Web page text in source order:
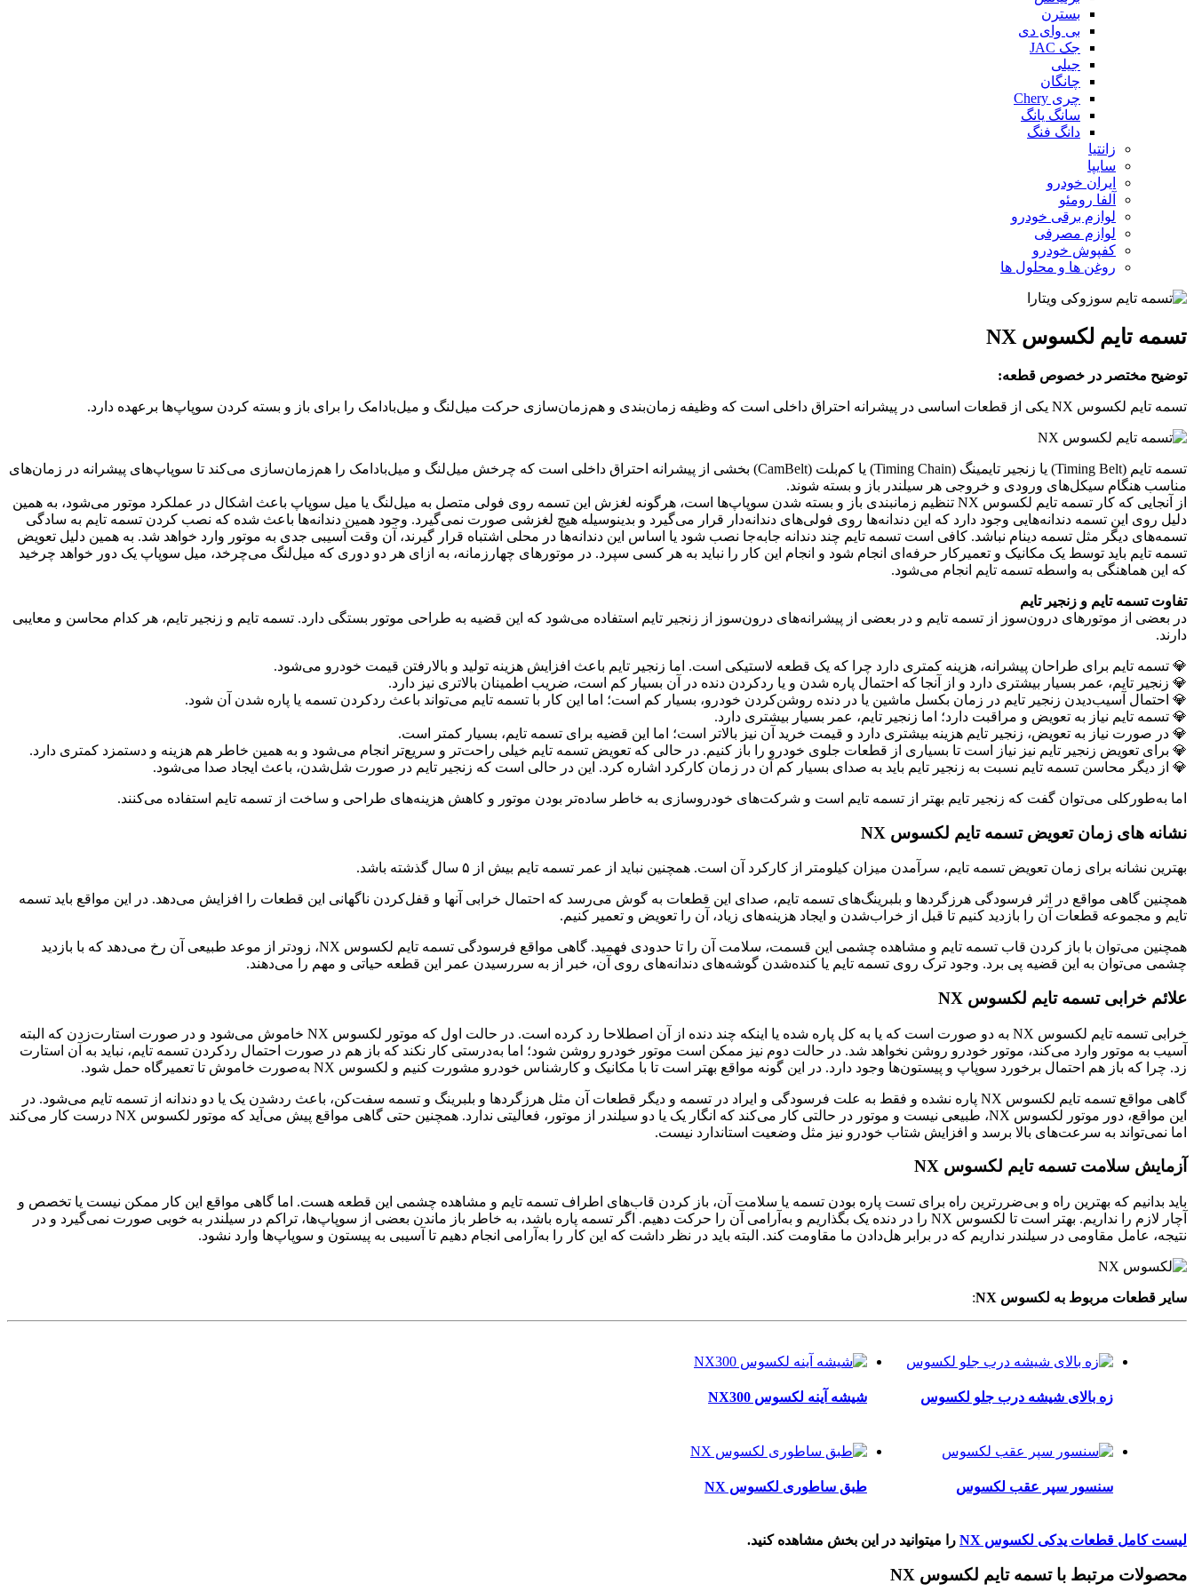
بسترن
بی وای دی
جک JAC
جیلی
چانگان
چری Chery
سانگ یانگ
دانگ فنگ
زانتیا
سایپا
ایران خودرو
آلفا رومئو
لوازم برقی خودرو
لوازم مصرفی
کفپوش خودرو
روغن ها و محلول ها
تسمه تایم لکسوس NX
توضیح مختصر در خصوص قطعه:
تسمه تایم لکسوس NX یکی از قطعات اساسی در پیشرانه احتراق داخلی است که وظیفه زمان‌بندی و هم‌زمان‌سازی حرکت میل‌لنگ و میل‌بادامک را برای باز و بسته کردن سوپاپ‌ها برعهده دارد.
تسمه تایم (Timing Belt) یا زنجیر تایمینگ (Timing Chain) یا کم‌بلت (CamBelt) بخشی از پیشرانه احتراق داخلی است که چرخش میل‌لنگ و میل‌بادامک را هم‌زمان‌سازی می‌کند تا سوپاپ‌های پیشرانه در زمان‌های
مناسب هنگام سیکل‌های ورودی و خروجی هر سیلندر باز و بسته شوند.
از آنجایی که کار تسمه تایم لکسوس NX تنظیم زمانبندی باز و بسته شدن سوپاپ‌ها است، هرگونه لغزش این تسمه روی فولی متصل به میل‌لنگ یا میل سوپاپ باعث اشکال در عملکرد موتور می‌شود، به همین
دلیل روی این تسمه دندانه‌هایی وجود دارد که این دندانه‌ها روی فولی‌های دندانه‌دار قرار می‌گیرد و بدینوسیله هیچ لغزشی صورت نمی‌گیرد. وجود همین دندانه‌ها باعث شده که نصب کردن تسمه تایم به سادگی
تسمه‌های دیگر مثل تسمه دینام نباشد. کافی است تسمه تایم چند دندانه جابه‌جا نصب شود یا اساس این دندانه‌ها در محلی اشتباه قرار گیرند، آن وقت آسیبی جدی به موتور وارد خواهد شد. به همین دلیل تعویض
تسمه تایم باید توسط یک مکانیک و تعمیرکار حرفه‌ای انجام شود و انجام این کار را نباید به هر کسی سپرد. در موتورهای چهارزمانه، به ازای هر دو دوری که میل‌لنگ می‌چرخد، میل‌ سوپاپ یک دور خواهد چرخید
که این هماهنگی به واسطه تسمه تایم انجام می‌شود.
تفاوت تسمه تایم و زنجیر تایم
در بعضی از موتورهای درون‌سوز از تسمه تایم و در بعضی از پیشرانه‌های درون‌سوز از زنجیر تایم استفاده می‌شود که این قضیه به طراحی موتور بستگی دارد. تسمه تایم و زنجیر تایم، هر کدام محاسن و معایبی
دارند.
💎 تسمه تایم برای طراحان پیشرانه، هزینه کمتری دارد چرا که یک قطعه لاستیکی است. اما زنجیر تایم باعث افزایش هزینه تولید و بالارفتن قیمت خودرو می‌شود.
💎 زنجیر تایم، عمر بسیار بیشتری دارد و از آنجا که احتمال پاره شدن و یا ردکردن دنده در آن بسیار کم است، ضریب اطمینان بالاتری نیز دارد.
💎 احتمال آسیب‌دیدن زنجیر تایم در زمان بکسل ماشین یا در دنده روشن‌کردن خودرو، بسیار کم است؛ اما این کار با تسمه تایم می‌تواند باعث ردکردن تسمه یا پاره شدن آن شود.
💎 تسمه تایم نیاز به تعویض و مراقبت دارد؛ اما زنجیر تایم، عمر بسیار بیشتری دارد.
💎 در صورت نیاز به تعویض، زنجیر تایم هزینه بیشتری دارد و قیمت خرید آن نیز بالاتر است؛ اما این قضیه برای تسمه تایم، بسیار کمتر است.
💎 برای تعویض زنجیر تایم نیز نیاز است تا بسیاری از قطعات جلوی خودرو را باز کنیم. در حالی که تعویض تسمه تایم خیلی راحت‌تر و سریع‌تر انجام می‌شود و به همین خاطر هم هزینه و دستمزد کمتری دارد.
💎 از دیگر محاسن تسمه تایم نسبت به زنجیر تایم باید به صدای بسیار کم آن در زمان کارکرد اشاره کرد. این در حالی است که زنجیر تایم در صورت شل‌شدن، باعث ایجاد صدا می‌شود.
اما به‌طورکلی می‌توان گفت که زنجیر تایم بهتر از تسمه تایم است و شرکت‌های خودروسازی به خاطر ساده‌تر بودن موتور و کاهش هزینه‌های طراحی و ساخت از تسمه تایم استفاده می‌کنند.
نشانه های زمان تعویض تسمه تایم لکسوس NX
بهترین نشانه برای زمان تعویض تسمه تایم، سرآمدن میزان کیلومتر از کارکرد آن است. همچنین نباید از عمر تسمه تایم بیش از ۵ سال گذشته باشد.
همچنین گاهی مواقع در اثر فرسودگی هرزگردها و بلبرینگ‌های تسمه تایم، صدای این قطعات به گوش می‌رسد که احتمال خرابی آنها و قفل‌کردن ناگهانی این قطعات را افزایش می‌دهد. در این مواقع باید تسمه
تایم و مجموعه قطعات آن را بازدید کنیم تا قبل از خراب‌شدن و ایجاد هزینه‌های زیاد، آن را تعویض و تعمیر کنیم.
همچنین می‌توان با باز کردن قاب تسمه تایم و مشاهده چشمی این قسمت، سلامت آن را تا حدودی فهمید. گاهی مواقع فرسودگی تسمه تایم لکسوس NX، زودتر از موعد طبیعی آن رخ می‌دهد که با بازدید
چشمی می‌توان به این قضیه پی برد. وجود ترک روی تسمه تایم یا کنده‌شدن گوشه‌های دندانه‌های روی آن، خبر از به سررسیدن عمر این قطعه حیاتی و مهم را می‌دهند.
علائم خرابی تسمه تایم لکسوس NX
خرابی تسمه تایم لکسوس NX به دو صورت است که یا به کل پاره شده یا اینکه چند دنده از آن اصطلاحا رد کرده است. در حالت اول که موتور لکسوس NX خاموش می‌شود و در صورت استارت‌زدن که البته
آسیب به موتور وارد می‌کند، موتور خودرو روشن نخواهد شد. در حالت دوم نیز ممکن است موتور خودرو روشن شود؛ اما به‌درستی کار نکند که باز هم در صورت احتمال ردکردن تسمه تایم، نباید به آن استارت
زد. چرا که باز هم احتمال برخورد سوپاپ و پیستون‌ها وجود دارد. در این گونه مواقع بهتر است تا با مکانیک و کارشناس خودرو مشورت کنیم و لکسوس NX به‌صورت خاموش تا تعمیرگاه حمل شود.
گاهی مواقع تسمه تایم لکسوس NX پاره نشده و فقط به علت فرسودگی و ایراد در تسمه و دیگر قطعات آن مثل هرزگردها و بلبرینگ و تسمه سفت‌کن، باعث ردشدن یک یا دو دندانه از تسمه تایم می‌شود. در
این مواقع، دور موتور لکسوس NX، طبیعی نیست و موتور در حالتی کار می‌کند که انگار یک یا دو سیلندر از موتور، فعالیتی ندارد. همچنین حتی گاهی مواقع پیش می‌آید که موتور لکسوس NX درست کار می‌کند
اما نمی‌تواند به سرعت‌های بالا برسد و افزایش شتاب خودرو نیز مثل وضعیت استاندارد نیست.
آزمایش سلامت تسمه تایم لکسوس NX
باید بدانیم که بهترین راه و بی‌ضررترین راه برای تست پاره بودن تسمه یا سلامت آن، باز کردن قاب‌های اطراف تسمه تایم و مشاهده چشمی این قطعه هست. اما گاهی مواقع این کار ممکن نیست یا تخصص و
آچار لازم را نداریم. بهتر است تا لکسوس NX را در دنده یک بگذاریم و به‌آرامی آن را حرکت دهیم. اگر تسمه پاره باشد، به خاطر باز ماندن بعضی از سوپاپ‌ها، تراکم در سیلندر به خوبی صورت نمی‌گیرد و در
نتیجه، عامل مقاومی در سیلندر نداریم که در برابر هل‌دادن ما مقاومت کند. البته باید در نظر داشت که این کار را به‌آرامی انجام دهیم تا آسیبی به پیستون و سوپاپ‌ها وارد نشود.
سایر قطعات مربوط به لکسوس NX :
زه بالای شیشه درب جلو لکسوس شیشه آینه لکسوس NX300
سنسور سپر عقب لکسوس طبق ساطوری لکسوس NX
لیست کامل قطعات یدکی لکسوس NX را میتوانید در این بخش مشاهده کنید.
محصولات مرتبط با تسمه تایم لکسوس NX